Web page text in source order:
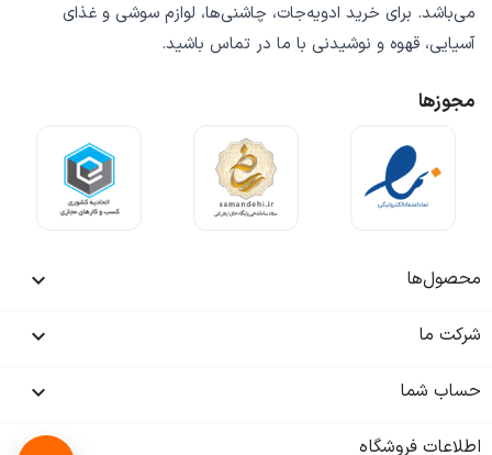
می‌باشد. برای خرید ادویه‌جات، چاشنی‌ها، لوازم سوشی و غذای
آسیایی، قهوه و نوشیدنی با ما در تماس باشید.
مجوزها
محصول‌ها 
شرکت ما 
حساب شما 
اطلاعات فروشگاه keyboard_arrow_down